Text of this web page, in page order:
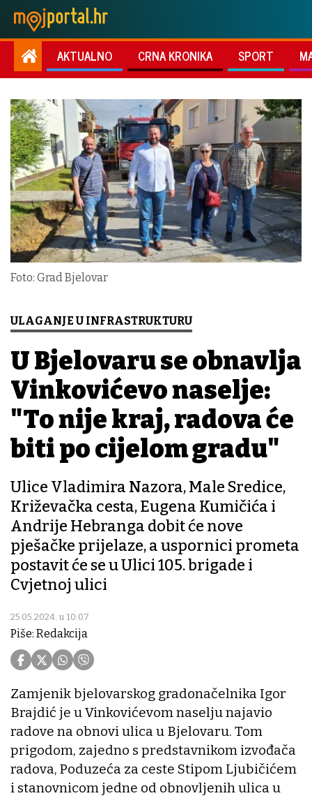
AKTUALNO CRNA KRONIKA SPORT
Foto: Grad Bjelovar
ULAGANJE U INFRASTRUKTURU
U Bjelovaru se obnavlja
Vinkovićevo naselje:
"To nije kraj, radova će
biti po cijelom gradu"
Ulice Vladimira Nazora, Male Sredice,
Križevačka cesta, Eugena Kumičića i
Andrije Hebranga dobit će nove
pješačke prijelaze, a uspornici prometa
postavit će se u Ulici 105. brigade i
Cvjetnoj ulici
25.05.2024. u 10:07
Piše: Redakcija
Zamjenik bjelovarskog gradonačelnika Igor
Brajdić je u Vinkovićevom naselju najavio
radove na obnovi ulica u Bjelovaru. Tom
prigodom, zajedno s predstavnikom izvođača
radova, Poduzeća za ceste Stipom Ljubičićem
i stanovnicom jedne od obnovljenih ulica u